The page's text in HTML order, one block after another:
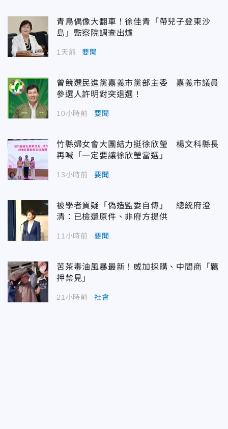
青鳥偶像大翻車！徐佳青「帶兒子登東沙
島」監察院調查出爐
1天前 要聞
曾競選民進黨嘉義市黨部主委 嘉義市議員
參選人許明對突退選！
10小時前 要聞
竹縣婦女會大團結力挺徐欣瑩 楊文科縣長
再喊「一定要讓徐欣瑩當選」
13小時前 要聞
被學者質疑「偽造監委自傳」 總統府澄
清：已檢還原件、非府方提供
11小時前 要聞
苦茶毒油風暴最新！威加採購、中間商「羈
押禁見」
21小時前 社會